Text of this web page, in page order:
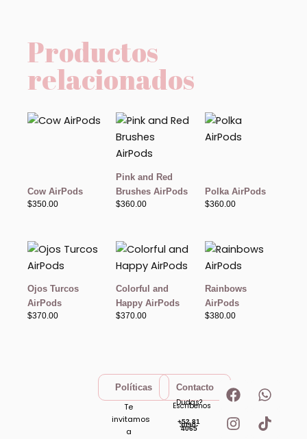
Productos
relacionados
Cow AirPods
$350.00
Pink and Red
Brushes AirPods
$360.00
Polka AirPods
$360.00
Ojos Turcos
AirPods
$370.00
Colorful and
Happy AirPods
$370.00
Rainbows
AirPods
$380.00
Políticas
Te
invitamos
a
Contacto
Dudas?
Escribenos
+52 81
3090-
4065
F
a
c
e
W
h
a
t
I
n
s
t
T
i
k
t